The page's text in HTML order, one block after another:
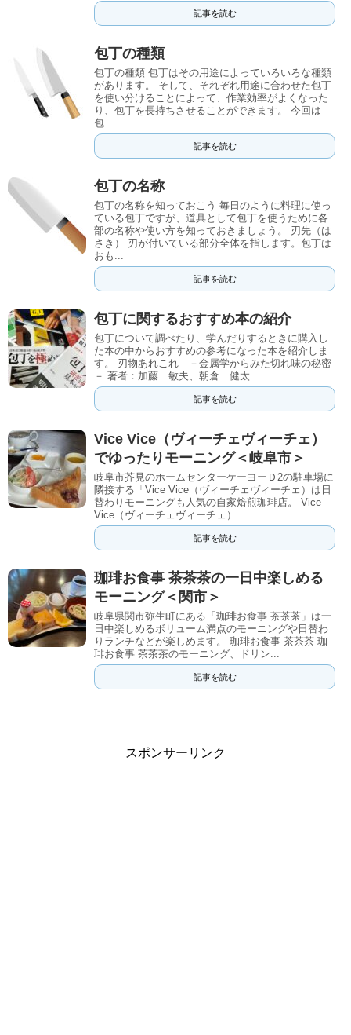
記事を読む
包丁の種類
包丁の種類 包丁はその用途によっていろいろな種類
があります。 そして、それぞれ用途に合わせた包丁
を使い分けることによって、作業効率がよくなった
り、包丁を長持ちさせることができます。 今回は
包...
記事を読む
包丁の名称
包丁の名称を知っておこう 毎日のように料理に使っ
ている包丁ですが、道具として包丁を使うために各
部の名称や使い方を知っておきましょう。 刃先（は
さき） 刃が付いている部分全体を指します。包丁は
おも...
記事を読む
包丁に関するおすすめ本の紹介
包丁について調べたり、学んだりするときに購入し
た本の中からおすすめの参考になった本を紹介しま
す。 刃物あれこれ －金属学からみた切れ味の秘密
－ 著者：加藤 敏夫、朝倉 健太...
記事を読む
Vice Vice（ヴィーチェヴィーチェ）
でゆったりモーニング＜岐阜市＞
岐阜市芥見のホームセンターケーヨーＤ2の駐車場に
隣接する「Vice Vice（ヴィーチェヴィーチェ）は日
替わりモーニングも人気の自家焙煎珈琲店。 Vice
Vice（ヴィーチェヴィーチェ） ...
記事を読む
珈琲お食事 茶茶茶の一日中楽しめる
モーニング＜関市＞
岐阜県関市弥生町にある「珈琲お食事 茶茶茶」は一
日中楽しめるボリューム満点のモーニングや日替わ
りランチなどが楽しめます。 珈琲お食事 茶茶茶 珈
琲お食事 茶茶茶のモーニング、ドリン...
記事を読む
スポンサーリンク